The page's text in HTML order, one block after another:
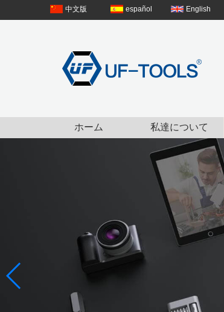
中文版 español English
ホーム 私達について